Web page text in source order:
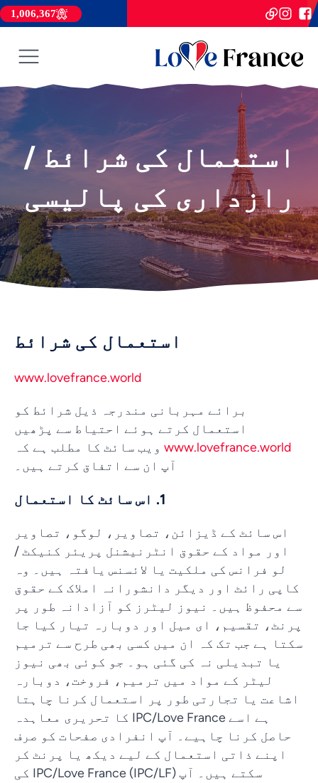
1,006,367
استعمال کی شرائط /
رازداری کی پالیسی
استعمال کی شرائط
www.lovefrance.world
برائے مہربانی مندرجہ ذیل شرائط کو
استعمال کرتے ہوئے احتیاط سے پڑھیں
www.lovefrance.world ویب سائٹ کا مطلب ہے کہ
آپ ان سے اتفاق کرتے ہیں۔
1. اس سائٹ کا استعمال
اس سائٹ کے ڈیزائن، تصاویر، لوگو، تصاویر
اور مواد کے حقوق انٹرنیشنل پریئر کنیکٹ /
لو فرانس کی ملکیت یا لائسنس یافتہ ہیں۔ وہ
کاپی رائٹ اور دیگر دانشورانہ املاک کے حقوق
سے محفوظ ہیں۔ نیوز لیٹرز کو آزادانہ طور پر
پرنٹ، تقسیم، ای میل اور دوبارہ تیار کیا جا
سکتا ہے جب تک کہ ان میں کسی بھی طرح سے ترمیم
یا تبدیلی نہ کی گئی ہو۔ جو کوئی بھی نیوز
لیٹر کے مواد میں ترمیم، فروخت، دوبارہ
اشاعت یا تجارتی طور پر استعمال کرنا چاہتا
ہے اسے IPC/Love France کا تحریری معاہدہ
حاصل کرنا چاہیے۔ آپ انفرادی صفحات کو صرف
اپنے ذاتی استعمال کے لیے دیکھ یا پرنٹ کر
سکتے ہیں۔ آپ IPC/Love France (IPC/LF) کی